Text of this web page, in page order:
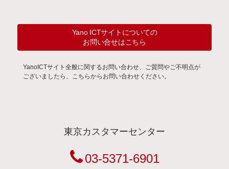
Yano ICTサイトについての
お問い合せはこちら
YanoICTサイト全般に関するお問い合わせ、ご質問やご不明点が
ございましたら、こちらからお問い合わせください。
東京カスタマーセンター
03-5371-6901